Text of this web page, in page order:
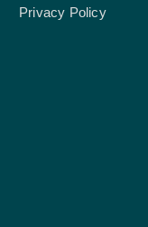
Privacy Policy